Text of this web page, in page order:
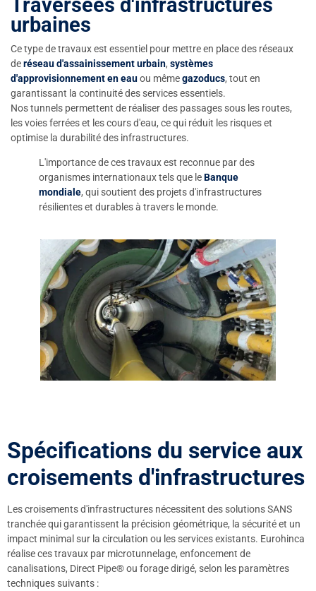
urbaines
Ce type de travaux est essentiel pour mettre en place des réseaux
deréseau d'assainissement urbain, systèmes
d'approvisionnement en eauou mêmegazoducs, tout en
garantissant la continuité des services essentiels.
Nos tunnels permettent de réaliser des passages sous les routes,
les voies ferrées et les cours d'eau, ce qui réduit les risques et
optimise la durabilité des infrastructures.
L'importance de ces travaux est reconnue par des
organismes internationaux tels que leBanque
mondiale, qui soutient des projets d'infrastructures
résilientes et durables à travers le monde.
Spécifications du service aux
croisements d'infrastructures
Les croisements d'infrastructures nécessitent des solutions SANS
tranchée qui garantissent la précision géométrique, la sécurité et un
impact minimal sur la circulation ou les services existants. Eurohinca
réalise ces travaux par microtunnelage, enfoncement de
canalisations, Direct Pipe® ou forage dirigé, selon les paramètres
techniques suivants :